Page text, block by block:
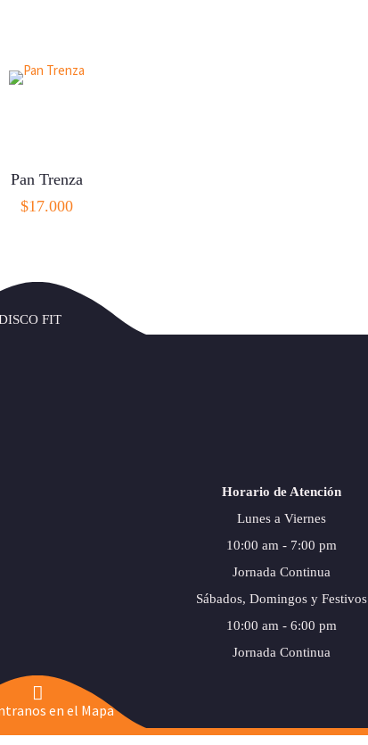
Pan Trenza
$17.000
Horario de Atención
Lunes a Viernes
10:00 am - 7:00 pm
Jornada Continua
Sábados, Domingos y Festivos
10:00 am - 6:00 pm
Jornada Continua
en el Mapa